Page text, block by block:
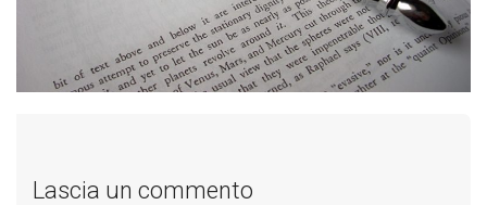
Lascia un commento